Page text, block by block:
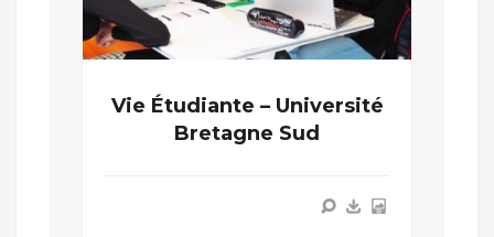
Vie Étudiante – Université
Bretagne Sud